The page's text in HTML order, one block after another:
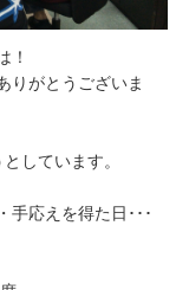
！
りがとうございま
しています。
手応えを得た日･･･